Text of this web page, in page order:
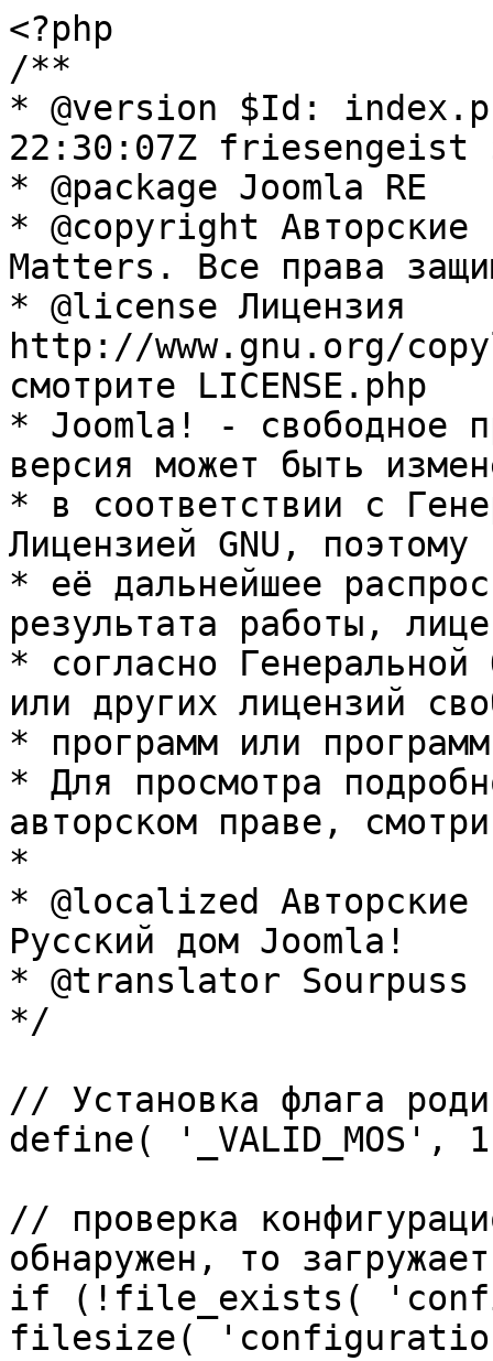
<?php
/**
* @version $Id:
22:30:07Z friesengeist
* @package Joomla RE
* @copyright Авторские
Matters. Все права
* @license Лицензия
http://www.gnu.org/
смотрите LICENSE.php
* Joomla! - свободное
версия может быть
* в соответствии с
Лицензией GNU, поэтому
* её дальнейшее
результата работы,
* согласно Генеральной
или других лицензий
* программ или
* Для просмотра
авторском праве,
*
* @localized Авторские
Русский дом Joomla!
* @translator Sourpuss
*/
// Установка флага
define( '_VALID_MOS',
// проверка
обнаружен, то
if (!file_exists(
filesize(